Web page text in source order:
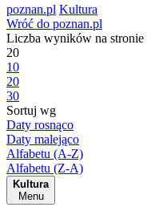
poznan.pl Kultura
Wróć do poznan.pl
Liczba wyników na stronie
20
10
20
30
Sortuj wg
Daty rosnąco
Daty malejąco
Alfabetu (A-Z)
Alfabetu (Z-A)
Kultura
Menu